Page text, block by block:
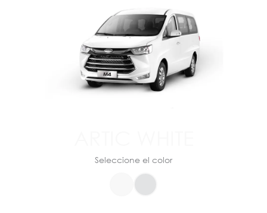
Seleccione el color